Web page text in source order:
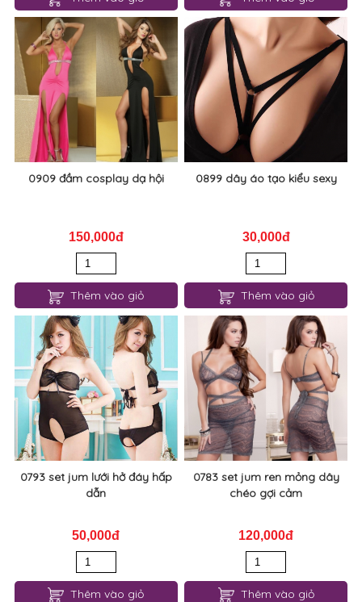
0909 đầm cosplay dạ hội
150,000đ
Thêm vào giỏ
0899 dây áo tạo kiểu sexy
30,000đ
Thêm vào giỏ
0793 set jum lưới hở đáy hấp
dẫn
50,000đ
Thêm vào giỏ
0783 set jum ren mỏng dây
chéo gợi cảm
120,000đ
Thêm vào giỏ